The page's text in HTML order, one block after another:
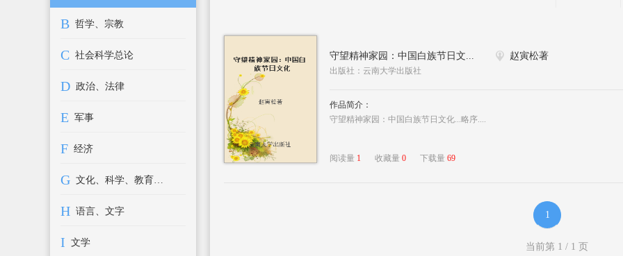
B 哲学、宗教
C 社会科学总论
D 政治、法律
E 军事
F 经济
G 文化、科学、教育、体育
H 语言、文字
I 文学
守望精神家园：中国白族节日文... 赵寅松著
出版社：云南大学出版社
作品简介：
守望精神家园：中国白族节日文化...略序....
阅读量 1 收藏量 0 下载量 69
1
当前第 1 / 1 页